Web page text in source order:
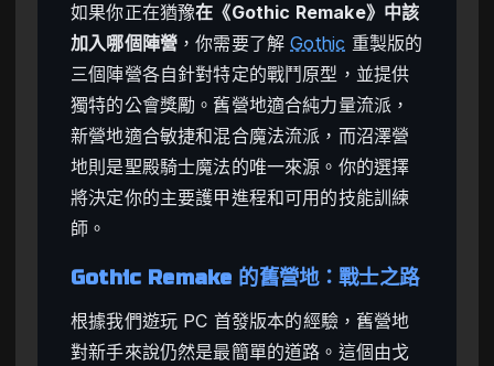
如果你正在猶豫在《Gothic Remake》中該
加入哪個陣營 ，你需要了解Gothic 重製版的
三個陣營各自針對特定的戰鬥原型，並提供
獨特的公會獎勵。舊營地適合純力量流派，
新營地適合敏捷和混合魔法流派，而沼澤營
地則是聖殿騎士魔法的唯一來源。你的選擇
將決定你的主要護甲進程和可用的技能訓練
師。
Gothic Remake 的舊營地：戰士之路
根據我們遊玩 PC 首發版本的經驗，舊營地
對新手來說仍然是最簡單的道路。這個由戈